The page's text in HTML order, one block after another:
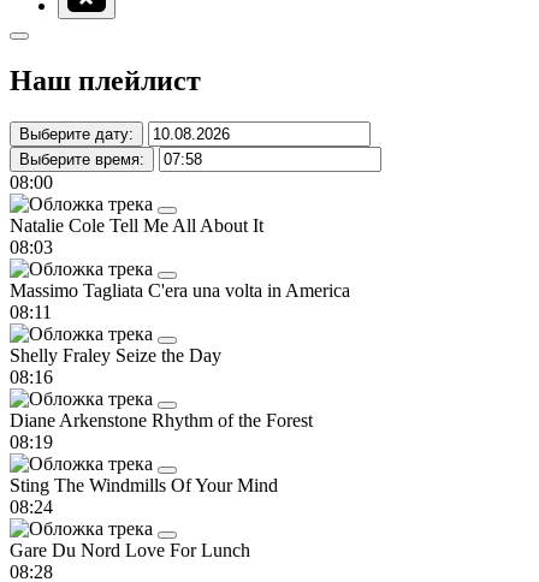
Наш плейлист
Выберите дату:
Выберите время:
08:00
Natalie Cole Tell Me All About It
08:03
Massimo Tagliata C'era una volta in America
08:11
Shelly Fraley Seize the Day
08:16
Diane Arkenstone Rhythm of the Forest
08:19
Sting The Windmills Of Your Mind
08:24
Gare Du Nord Love For Lunch
08:28